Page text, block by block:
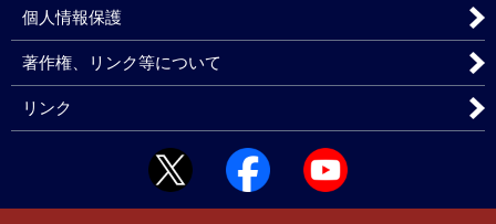
個人情報保護
著作権、リンク等について
リンク